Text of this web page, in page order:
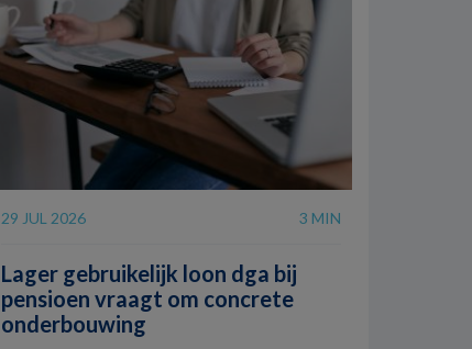
29 JUL 2026 3 MIN
Lager gebruikelijk loon dga bij
pensioen vraagt om concrete
onderbouwing